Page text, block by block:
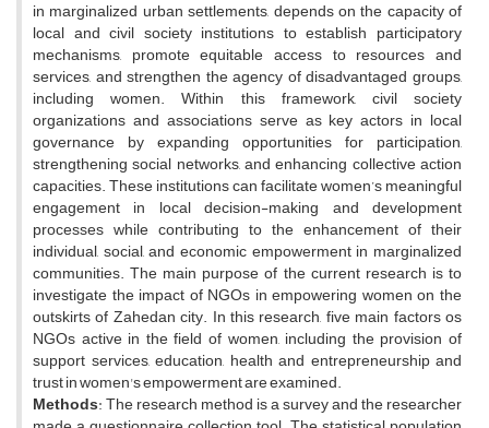
in marginalized urban settlements, depends on the capacity of
local and civil society institutions to establish participatory
mechanisms, promote equitable access to resources and
services, and strengthen the agency of disadvantaged groups,
including women. Within this framework, civil society
organizations and associations serve as key actors in local
governance by expanding opportunities for participation,
strengthening social networks, and enhancing collective action
capacities. These institutions can facilitate women’s meaningful
engagement in local decision-making and development
processes while contributing to the enhancement of their
individual, social, and economic empowerment in marginalized
communities. The main purpose of the current research is to
investigate the impact of NGOs in empowering women on the
outskirts of Zahedan city. In this research, five main factors os
NGOs active in the field of women, including the provision of
support services, education, health and entrepreneurship and
trust in women's empowerment are examined.
Methods: The research method is a survey and the researcher